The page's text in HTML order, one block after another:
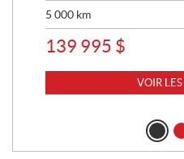
5 000 km
139 995 $
VOIR